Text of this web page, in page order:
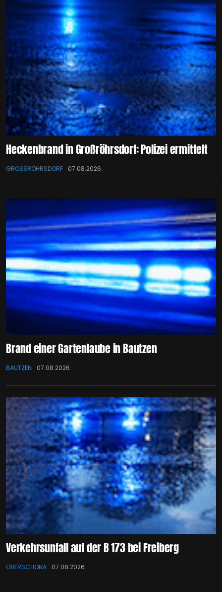
Heckenbrand in Großröhrsdorf: Polizei ermittelt
GROSSRÖHRSDORF 07.08.2026
Brand einer Gartenlaube in Bautzen
BAUTZEN 07.08.2026
Verkehrsunfall auf der B 173 bei Freiberg
OBERSCHÖNA 07.08.2026